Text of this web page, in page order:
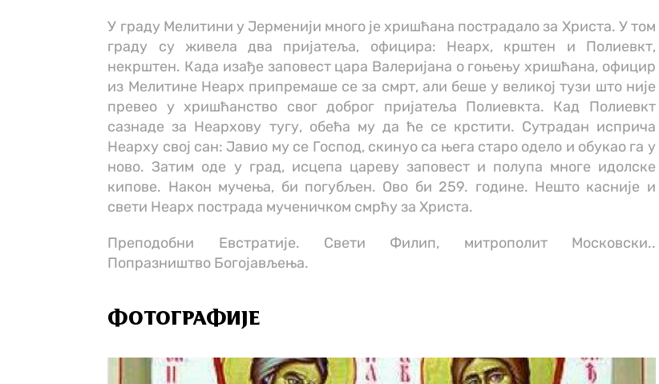
У граду Мелитини у Јерменији много је хришћана пострадало за Христа. У том
граду су живела два пријатеља, официра: Неарх, крштен и Полиевкт,
некрштен. Када изађе заповест цара Валеријана о гоњењу хришћана, официр
из Мелитине Неарх припремаше се за смрт, али беше у великој тузи што није
превео у хришћанство свог доброг пријатеља Полиевкта. Кад Полиевкт
сазнаде за Неархову тугу, обећа му да ће се крстити. Сутрадан исприча
Неарху свој сан: Јавио му се Господ, скинуо са њега старо одело и обукао га у
ново. Затим оде у град, исцепа цареву заповест и полупа многе идолске
кипове. Након мучења, би погубљен. Ово би 259. године. Нешто касније и
свети Неарх пострада мученичком смрћу за Христа.
Преподобни Евстратије. Свети Филип, митрополит Московски..
Попразништво Богојављења.
ФОТОГРАФИЈЕ